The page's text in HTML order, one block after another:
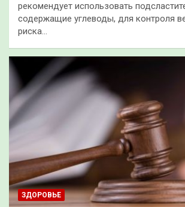
рекомендует использовать
содержащие углеводы, для контроля
риска…
ЗДОРОВЬЕ